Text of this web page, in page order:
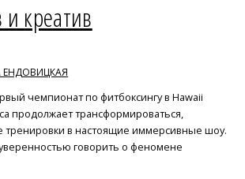
креатив
ЕНДОВИЦКАЯ
чемпионат по фитбоксингу в Hawaii
продолжает трансформироваться,
в настоящие иммерсивные шоу.
говорить о феномене